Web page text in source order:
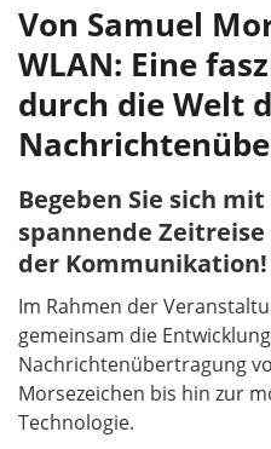
Von Samuel
WLAN: Eine
durch die Welt
Begeben Sie sich
spannende
der Kommunikation!
Im Rahmen der
gemeinsam die
Nachrichtenübertragung
Morsezeichen bis hin zur
Technologie.